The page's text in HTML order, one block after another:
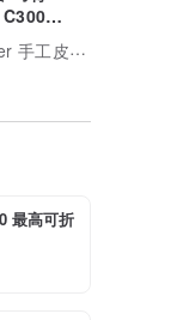
SedanShao Leather 手工皮具 手工表带订制
最高可折